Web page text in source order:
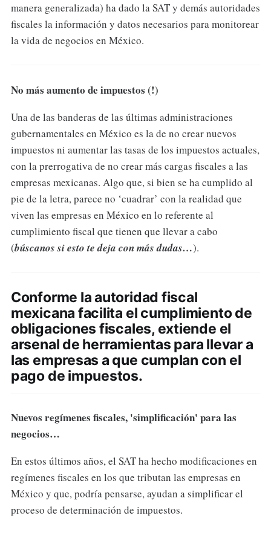
manera generalizada) ha dado la SAT y demás autoridades
fiscales la información y datos necesarios para monitorear
la vida de negocios en México.
No más aumento de impuestos (!)
Una de las banderas de las últimas administraciones
gubernamentales en México es la de no crear nuevos
impuestos ni aumentar las tasas de los impuestos actuales,
con la prerrogativa de no crear más cargas fiscales a las
empresas mexicanas. Algo que, si bien se ha cumplido al
pie de la letra, parece no ‘cuadrar’ con la realidad que
viven las empresas en México en lo referente al
cumplimiento fiscal que tienen que llevar a cabo
(búscanos si esto te deja con más dudas…).
Conforme la autoridad fiscal
mexicana facilita el cumplimiento de
obligaciones fiscales, extiende el
arsenal de herramientas para llevar a
las empresas a que cumplan con el
pago de impuestos.
Nuevos regímenes fiscales, 'simplificación' para las
negocios…
En estos últimos años, el SAT ha hecho modificaciones en
regímenes fiscales en los que tributan las empresas en
México y que, podría pensarse, ayudan a simplificar el
proceso de determinación de impuestos.